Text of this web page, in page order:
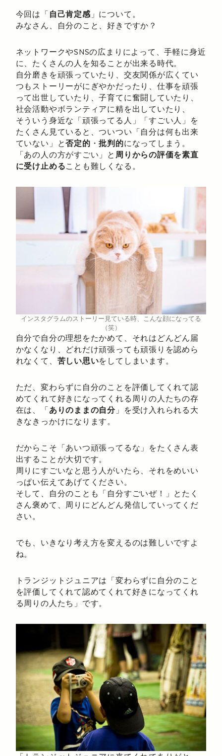
今回は「 自己肯定感 」について。
みなさん、自分のこと、好きですか？
ネットワークやSNSの広まりによって、手軽に身近
に、たくさんの人を知ることが出来る時代。
自分磨きを頑張っていたり、交友関係が広くてい
つもストーリーがにぎやかだったり、仕事を頑張
って出世していたり、子育てに奮闘していたり、
社会活動やボランティアに精を出していたり、
そういう身近な「頑張ってる人」「すごい人」を
たくさん見ていると、ついつい「自分は何も出来
ていない」と否定的 ・批判的になってしまう。
「あの人の方がすごい」と 周りからの評価を素直
に受け止めることも難しくなる。
インスタグラムのストーリー見ている時、こんな顔になってる
（笑）
自分で自分の理想をたかめて、それはどんどん届
かなくなり、どれだけ頑張っても頑張りを認めら
れなくて、 苦しい思いをしてしまいます。
ただ、変わらずに自分のことを評価してくれて認
めてくれて好きになってくれる周りの人たちの存
在は、「ありのままの自分 」を受け入れられる大
きなきっかけになります。
だからこそ「あいつ頑張ってるな」をたくさん表
出することが大切です。
周りにすごいなと思う人がいたら、それをめいい
っぱい伝えてあげてください。
そして、自分のことも「自分すごいぜ！」とたく
さん褒めて、周りにどんどん発信していってくだ
さい。
でも、いきなり考え方を変えるのは難しいですよ
ね。
トランジットジュニアは「変わらずに自分のこと
を評価してくれて認めてくれて好きになってくれ
る周りの人たち」です。